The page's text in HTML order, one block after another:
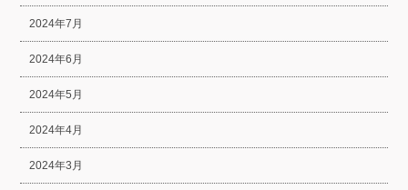
2024年7月
2024年6月
2024年5月
2024年4月
2024年3月